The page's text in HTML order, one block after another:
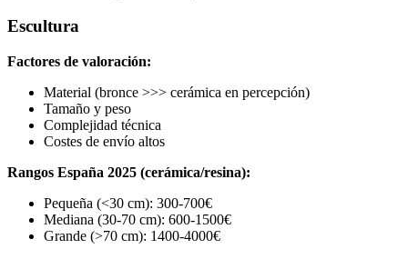
Escultura
Factores de valoración:
Material (bronce >>> cerámica en percepción)
Tamaño y peso
Complejidad técnica
Costes de envío altos
Rangos España 2025 (cerámica/resina):
Pequeña (<30 cm): 300-700€
Mediana (30-70 cm): 600-1500€
Grande (>70 cm): 1400-4000€